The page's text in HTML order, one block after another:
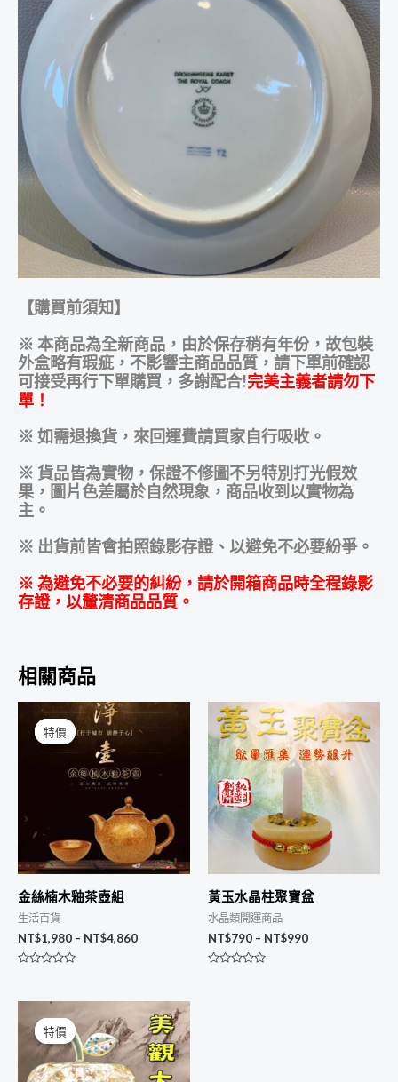
【購買前須知】
※ 本商品為全新商品，由於保存稍有年份，故包裝
外盒略有瑕疵，不影響主商品品質，請下單前確認
可接受再行下單購買，多謝配合!完美主義者請勿下
單！
※ 如需退換貨，來回運費請買家自行吸收。
※ 貨品皆為實物，保證不修圖不另特別打光假效
果，圖片色差屬於自然現象，商品收到以實物為
主。
※ 出貨前皆會拍照錄影存證、以避免不必要紛爭。
※ 為避免不必要的糾紛，請於開箱商品時全程錄影
存證，以釐清商品品質。
相關商品
特價
特價
金絲楠木釉茶壺組
生活百貨
NT$1,980 – NT$4,860
黃玉水晶柱聚寶盆
水晶類開運商品
NT$790 – NT$990
特價
特價
始
價
格：
NT$1,500。
價
格：
NT$1,200。